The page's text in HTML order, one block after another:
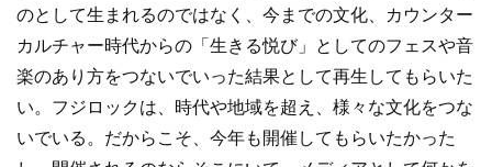
のとして生まれるのではなく、今までの文化、カウンター
カルチャー時代からの「生きる悦び」としてのフェスや音
楽のあり方をつないでいった結果として再生してもらいた
い。フジロックは、時代や地域を超え、様々な文化をつな
いでいる。だからこそ、今年も開催してもらいたかった